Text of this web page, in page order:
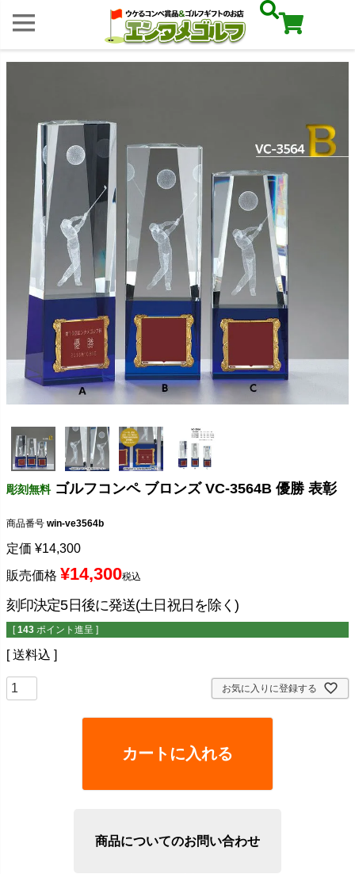
彫刻無料 ゴルフコンペ ブロンズ VC-3564B 優勝 表彰
商品番号 win-ve3564b
定価 ¥14,300
販売価格 ¥14,300税込
刻印決定5日後に発送(土日祝日を除く)
[ 143 ポイント進呈 ]
送料込
お気に入りに登録する
カートに入れる
商品についてのお問い合わせ